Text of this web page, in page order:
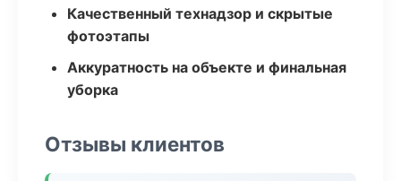
Качественный технадзор и скрытые
фотоэтапы
Аккуратность на объекте и финальная
уборка
Отзывы клиентов